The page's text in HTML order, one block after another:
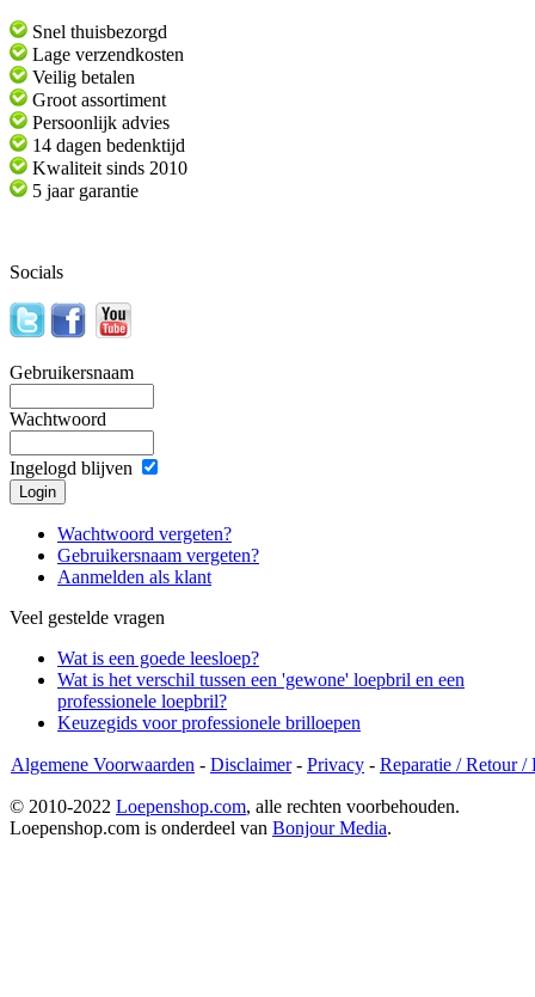
Snel thuisbezorgd
Lage verzendkosten
Veilig betalen
Groot assortiment
Persoonlijk advies
14 dagen bedenktijd
Kwaliteit sinds 2010
5 jaar garantie
Socials
Gebruikersnaam
Wachtwoord
Ingelogd blijven
Wachtwoord vergeten?
Gebruikersnaam vergeten?
Aanmelden als klant
Veel gestelde vragen
Wat is een goede leesloep?
Wat is het verschil tussen een 'gewone' loepbril en een
professionele loepbril?
Keuzegids voor professionele brilloepen
Algemene Voorwaarden - Disclaimer- Privacy - Reparatie / Retour /
© 2010-2022 Loepenshop.com, alle rechten voorbehouden.
Loepenshop.com is onderdeel van Bonjour Media.